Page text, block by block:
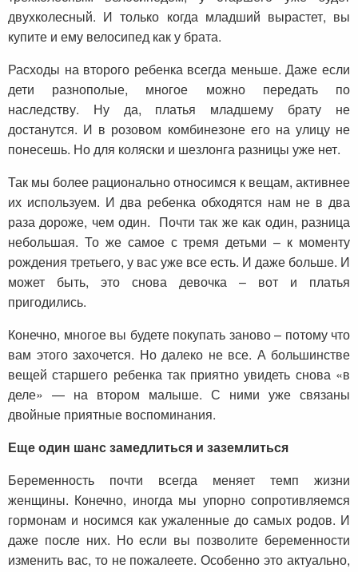
двухколесный. И только когда младший вырастет, вы
купите и ему велосипед как у брата.
Расходы на второго ребенка всегда меньше. Даже если
дети разнополые, многое можно передать по
наследству. Ну да, платья младшему брату не
достанутся. И в розовом комбинезоне его на улицу не
понесешь. Но для коляски и шезлонга разницы уже нет.
Так мы более рационально относимся к вещам, активнее
их используем. И два ребенка обходятся нам не в два
раза дороже, чем один. Почти так же как один, разница
небольшая. То же самое с тремя детьми – к моменту
рождения третьего, у вас уже все есть. И даже больше. И
может быть, это снова девочка – вот и платья
пригодились.
Конечно, многое вы будете покупать заново – потому что
вам этого захочется. Но далеко не все. А большинстве
вещей старшего ребенка так приятно увидеть снова «в
деле» — на втором малыше. С ними уже связаны
двойные приятные воспоминания.
Еще один шанс замедлиться и заземлиться
Беременность почти всегда меняет темп жизни
женщины. Конечно, иногда мы упорно сопротивляемся
гормонам и носимся как ужаленные до самых родов. И
даже после них. Но если вы позволите беременности
изменить вас, то не пожалеете. Особенно это актуально,